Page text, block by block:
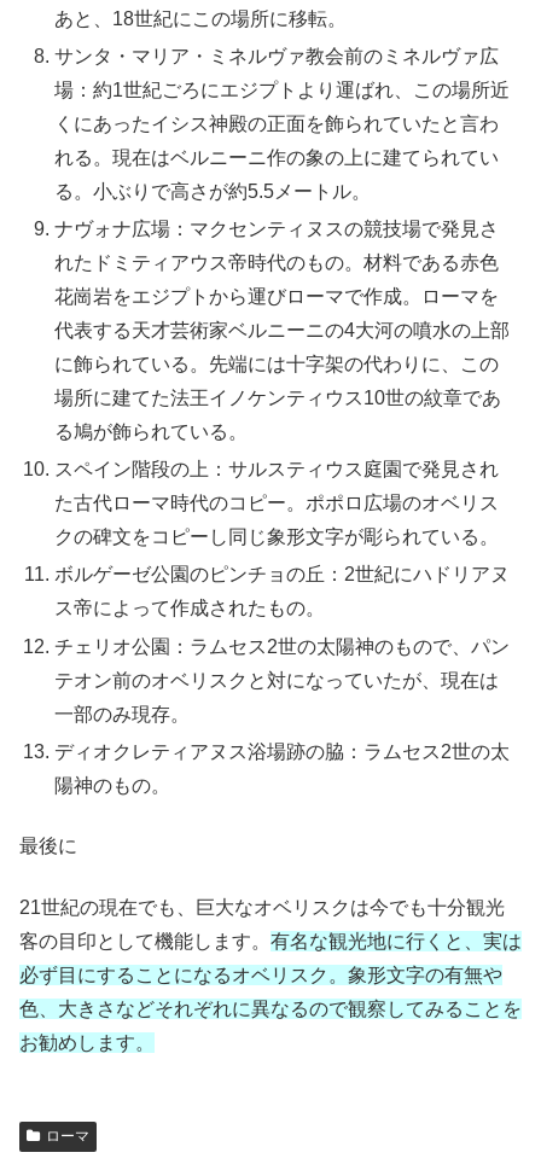
あと、18世紀にこの場所に移転。
サンタ・マリア・ミネルヴァ教会前のミネルヴァ広
場：約1世紀ごろにエジプトより運ばれ、この場所近
くにあったイシス神殿の正面を飾られていたと言わ
れる。現在はベルニーニ作の象の上に建てられてい
る。小ぶりで高さが約5.5メートル。
ナヴォナ広場：マクセンティヌスの競技場で発見さ
れたドミティアウス帝時代のもの。材料である赤色
花崗岩をエジプトから運びローマで作成。ローマを
代表する天才芸術家ベルニーニの4大河の噴水の上部
に飾られている。先端には十字架の代わりに、この
場所に建てた法王イノケンティウス10世の紋章であ
る鳩が飾られている。
スペイン階段の上：サルスティウス庭園で発見され
た古代ローマ時代のコピー。ポポロ広場のオベリス
クの碑文をコピーし同じ象形文字が彫られている。
ボルゲーゼ公園のピンチョの丘：2世紀にハドリアヌ
ス帝によって作成されたもの。
チェリオ公園：ラムセス2世の太陽神のもので、パン
テオン前のオベリスクと対になっていたが、現在は
一部のみ現存。
ディオクレティアヌス浴場跡の脇：ラムセス2世の太
陽神のもの。
最後に
21世紀の現在でも、巨大なオベリスクは今でも十分観光
客の目印として機能します。 有名な観光地に行くと、実は
必ず目にすることになるオベリスク。象形文字の有無や
色、大きさなどそれぞれに異なるので観察してみることを
お勧めします。
ローマ